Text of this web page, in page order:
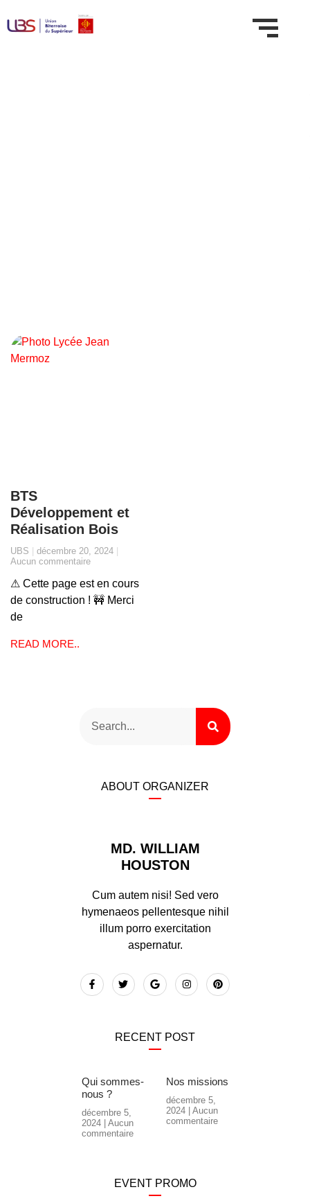
BTS
Développement et
Réalisation Bois
UBS
décembre 20, 2024
Aucun commentaire
⚠ Cette page est en cours
de construction ! 🚧 Merci
de
READ MORE..
ABOUT ORGANIZER
MD. WILLIAM
HOUSTON
Cum autem nisi! Sed vero
hymenaeos pellentesque nihil
illum porro exercitation
aspernatur.
RECENT POST
Qui sommes-
nous ?
décembre 5,
2024
Aucun
commentaire
Nos missions
décembre 5,
2024
Aucun
commentaire
EVENT PROMO